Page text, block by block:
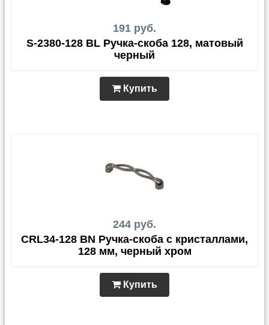
191 руб.
S-2380-128 BL Ручка-скоба 128, матовый
черный
Купить
244 руб.
CRL34-128 BN Ручка-скоба с кристаллами,
128 мм, черный хром
Купить